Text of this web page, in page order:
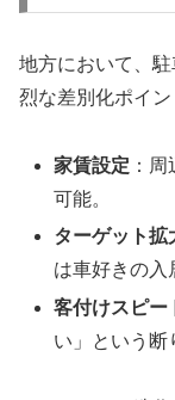
地方において、
烈な差別化ポイン
家賃設定 ：
可能。
ターゲット拡
は車好きの入
客付けスピー
い」という断